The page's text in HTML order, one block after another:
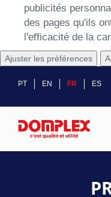
publicités
des pages qu'ils
l'efficacité de la
Ajuster les préférences
PT EN FR ES